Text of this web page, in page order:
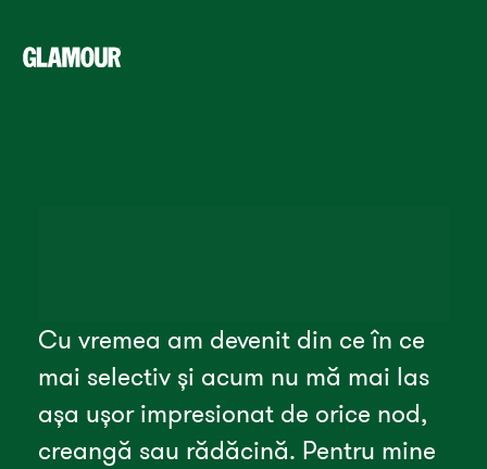
Cu vremea am devenit din ce în ce
mai selectiv și acum nu mă mai las
așa ușor impresionat de orice nod,
creangă sau rădăcină. Pentru mine